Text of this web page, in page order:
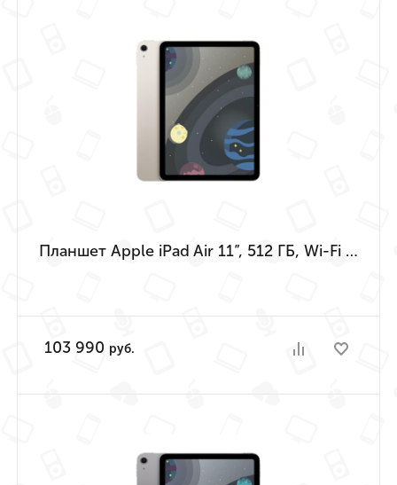
Планшет Apple iPad Air 11”, 512 ГБ, Wi-Fi («Сияющая звезда» | Starlight) (M4 | 2026)
103 990 руб.